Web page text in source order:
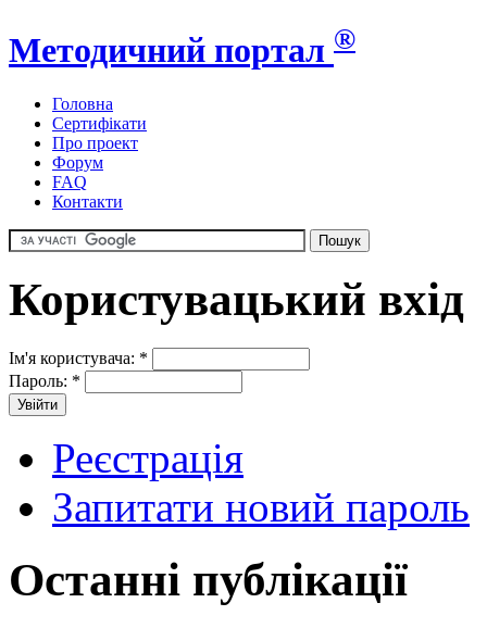
Методичний портал ®
Головна
Сертифікати
Про проект
Форум
FAQ
Контакти
Користувацький вхід
Ім'я користувача: *
Пароль: *
Реєстрація
Запитати новий пароль
Останні публікації